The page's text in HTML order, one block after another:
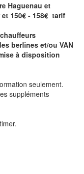
Haguenau et
150€ - 158€ tarif
berlines et/ou VAN
à disposition
seulement.
suppléments